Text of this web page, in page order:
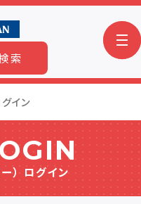
索
イン
） ログイン